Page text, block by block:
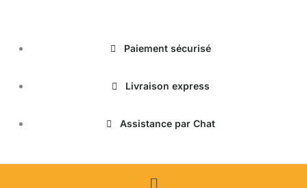
Paiement sécurisé
Livraison express
Assistance par Chat
Menu